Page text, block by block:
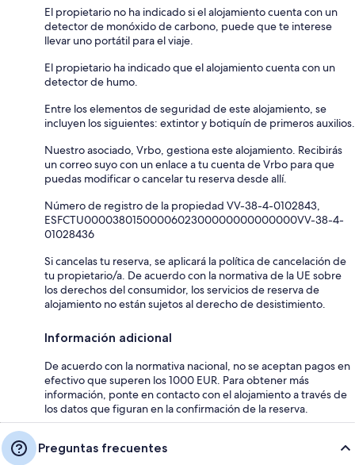
El propietario no ha indicado si el alojamiento cuenta con un
detector de monóxido de carbono, puede que te interese
llevar uno portátil para el viaje.
El propietario ha indicado que el alojamiento cuenta con un
detector de humo.
Entre los elementos de seguridad de este alojamiento, se
incluyen los siguientes: extintor y botiquín de primeros auxilios.
Nuestro asociado, Vrbo, gestiona este alojamiento. Recibirás
un correo suyo con un enlace a tu cuenta de Vrbo para que
puedas modificar o cancelar tu reserva desde allí.
Número de registro de la propiedad VV-38-4-0102843,
ESFCTU0000380150000602300000000000000VV-38-4-
01028436
Si cancelas tu reserva, se aplicará la política de cancelación de
tu propietario/a. De acuerdo con la normativa de la UE sobre
los derechos del consumidor, los servicios de reserva de
alojamiento no están sujetos al derecho de desistimiento.
Información adicional
De acuerdo con la normativa nacional, no se aceptan pagos en
efectivo que superen los 1000 EUR. Para obtener más
información, ponte en contacto con el alojamiento a través de
los datos que figuran en la confirmación de la reserva.
Preguntas frecuentes